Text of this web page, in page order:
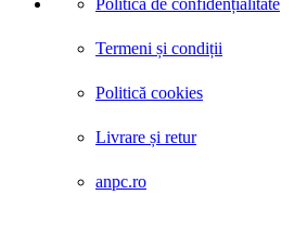
Politică de confidențialitate
Termeni și condiții
Politică cookies
Livrare și retur
anpc.ro